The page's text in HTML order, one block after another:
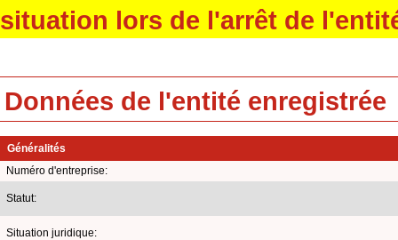
situation lors de l'arrêt de
Données de l'entité enregistrée
Généralités
Numéro d'entreprise:
Statut:
Situation juridique: